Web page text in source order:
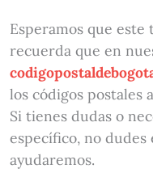
Esperamos que
recuerda que en
los códigos postales
Si tienes dudas o
específico, no
ayudaremos.